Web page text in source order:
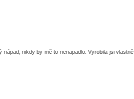
nikdy by mě to nenapadlo. Vyrobila jsi vlastně